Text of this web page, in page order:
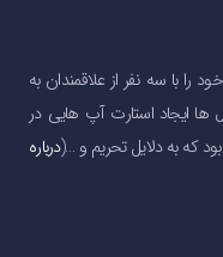
خود را با سه نفر از علاقمندان به
ها ایجاد استارت آپ هایی در
که به دلایل تحریم و …(درباره